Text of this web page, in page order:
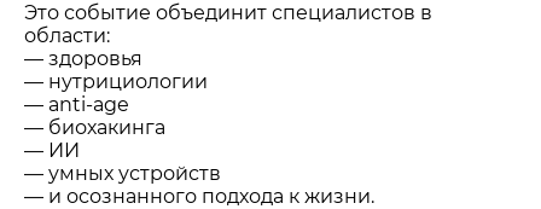
Это событие объединит специалистов в
области:
— здоровья
— нутрициологии
— anti-age
— биохакинга
— ИИ
— умных устройств
— и осознанного подхода к жизни.